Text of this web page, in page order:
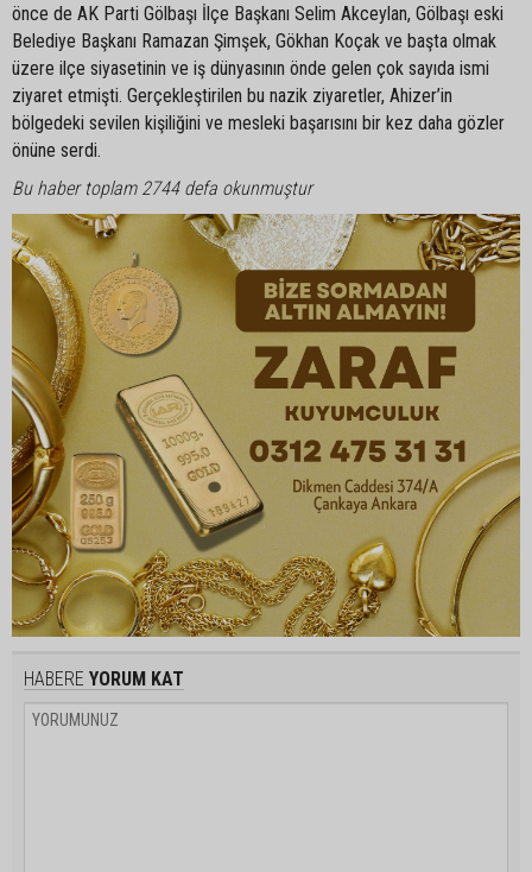
önce de AK Parti Gölbaşı İlçe Başkanı Selim Akceylan, Gölbaşı eski
Belediye Başkanı Ramazan Şimşek, Gökhan Koçak ve başta olmak
üzere ilçe siyasetinin ve iş dünyasının önde gelen çok sayıda ismi
ziyaret etmişti. Gerçekleştirilen bu nazik ziyaretler, Ahizer’in
bölgedeki sevilen kişiliğini ve mesleki başarısını bir kez daha gözler
önüne serdi.
Bu haber toplam 2744 defa okunmuştur
HABERE YORUM KAT